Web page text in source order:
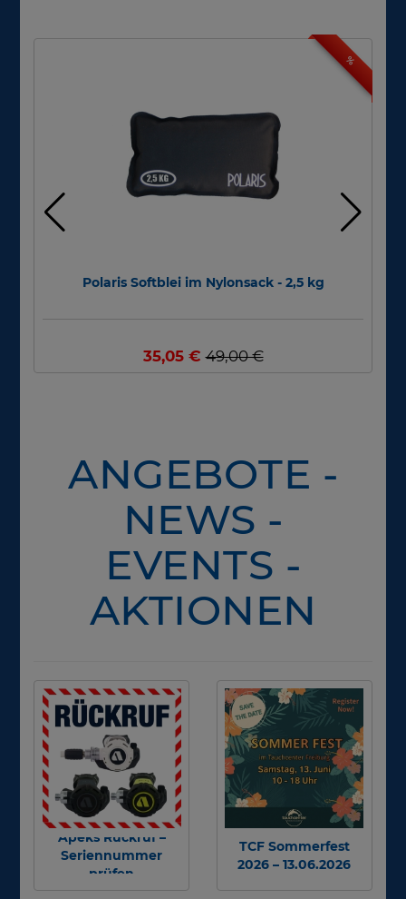
%
Polaris Softblei im Nylonsack - 2,5 kg
35,05 €49,00 €
ANGEBOTE -
NEWS -
EVENTS -
AKTIONEN
Apeks Rückruf –
Seriennummer
prüfen
TCF Sommerfest
2026 – 13.06.2026